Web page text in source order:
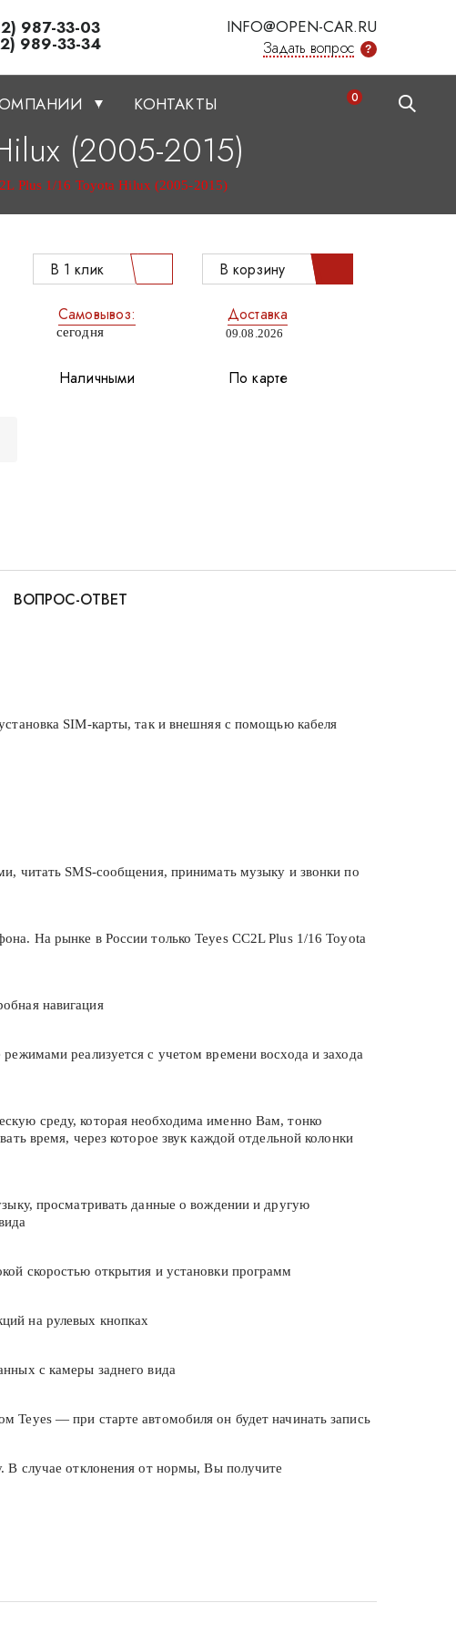
987-33-03
989-33-34
INFO@OPEN-CAR.RU
Задать вопрос ?
КОНТАКТЫ 0
(2005-2015)
Plus 1/16 Toyota Hilux (2005-2015)
В 1 клик В корзину
Самовывоз:
сегодня
Доставка
09.08.2026
Наличными По карте
ВОПРОС-ОТВЕТ
SIM-карты, так и внешняя с помощью кабеля
читать SMS-сообщения, принимать музыку и звонки по
На рынке в России только Teyes CC2L Plus 1/16 Toyota
навигация
реализуется с учетом времени восхода и захода
среду, которая необходима именно Вам, тонко
время, через которое звук каждой отдельной колонки
просматривать данные о вождении и другую
скоростью открытия и установки программ
на рулевых кнопках
с камеры заднего вида
Teyes — при старте автомобиля он будет начинать запись
В случае отклонения от нормы, Вы получите